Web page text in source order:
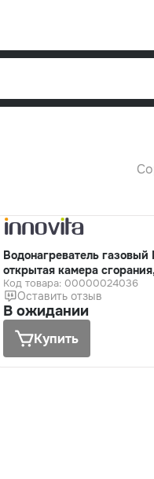
Водонагреватель газовый
открытая камера
Код товара: 00000024036
Оставить отзыв
В ожидании
Купить